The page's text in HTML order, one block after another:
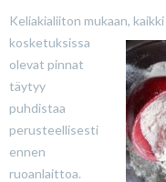
Keliakialiiton mukaan,
kosketuksissa
olevat pinnat
täytyy
puhdistaa
perusteellisesti
ennen
ruoanlaittoa.